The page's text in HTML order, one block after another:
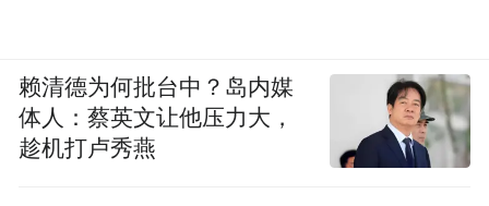
赖清德为何批台中？岛内媒
体人：蔡英文让他压力大，
趁机打卢秀燕